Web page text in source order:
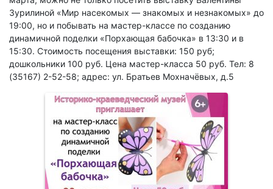
Зурилиной «Мир насекомых — знакомых и незнакомых» до
19:00, но и побывать на мастер-классе по созданию
динамичной поделки «Порхающая бабочка» в 13:30 и в
15:30. Стоимость посещения выставки: 150 руб;
дошкольники 100 руб. Цена мастер-класса 50 руб. Тел: 8
(35167) 2-52-58; адрес: ул. Братьев Мохначёвых, д.5